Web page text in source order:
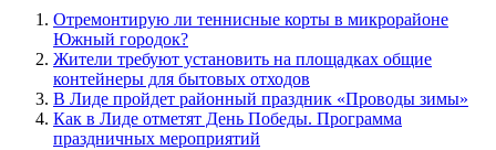
Отремонтирую ли теннисные корты в микрорайоне
Южный городок?
Жители требуют установить на площадках общие
контейнеры для бытовых отходов
В Лиде пройдет районный праздник «Проводы зимы»
Как в Лиде отметят День Победы. Программа
праздничных мероприятий